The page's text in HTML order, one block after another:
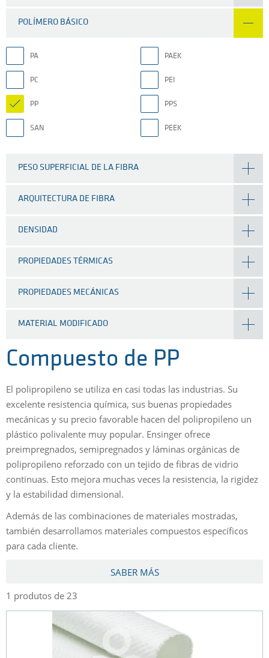
POLÍMERO BÁSICO
PA PAEK
PC PEI
PP PPS
SAN PEEK
PESO SUPERFICIAL DE LA FIBRA
ARQUITECTURA DE FIBRA
DENSIDAD
PROPIEDADES TÉRMICAS
PROPIEDADES MECÁNICAS
MATERIAL MODIFICADO
Compuesto de PP
El polipropileno se utiliza en casi todas las industrias. Su
excelente resistencia química, sus buenas propiedades
mecánicas y su precio favorable hacen del polipropileno un
plástico polivalente muy popular. Ensinger ofrece
preimpregnados, semipregnados y láminas orgánicas de
polipropileno reforzado con un tejido de fibras de vidrio
continuas. Esto mejora muchas veces la resistencia, la rigidez
y la estabilidad dimensional.
Además de las combinaciones de materiales mostradas,
también desarrollamos materiales compuestos específicos
para cada cliente.
SABER MÁS
1 produtos de 23